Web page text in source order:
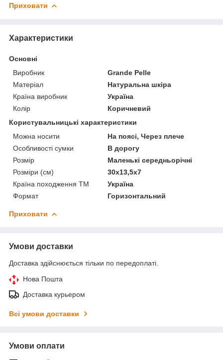
Приховати
Характеристики
Основні
Виробник
Grande Pelle
Матеріал
Натуральна шкіра
Країна виробник
Україна
Колір
Коричневий
Користувальницькі характеристики
Можна носити
На поясі, Через плече
Особливості сумки
В дорогу
Розмір
Маленькі середньорічні
Розміри (см)
30х13,5х7
Країна походження ТМ
Україна
Формат
Горизонтальний
Приховати
Умови доставки
Доставка здійснюється тільки по передоплаті.
Нова Пошта
Доставка курьером
Всі умови доставки
Умови оплати